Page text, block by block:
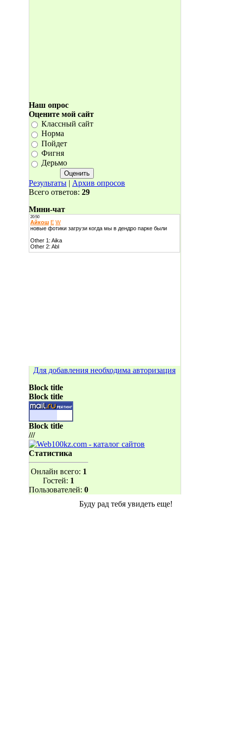
Наш опрос
Оцените мой сайт
Классный сайт
Норма
Пойдет
Фигня
Дерьмо
Результаты | Архив опросов
Всего ответов: 29
Мини-чат
Для добавления необходима авторизация
Block title
Block title
Block title
///
Статистика
Онлайн всего: 1
Гостей: 1
Пользователей: 0
Буду рад тебя увидеть еще!